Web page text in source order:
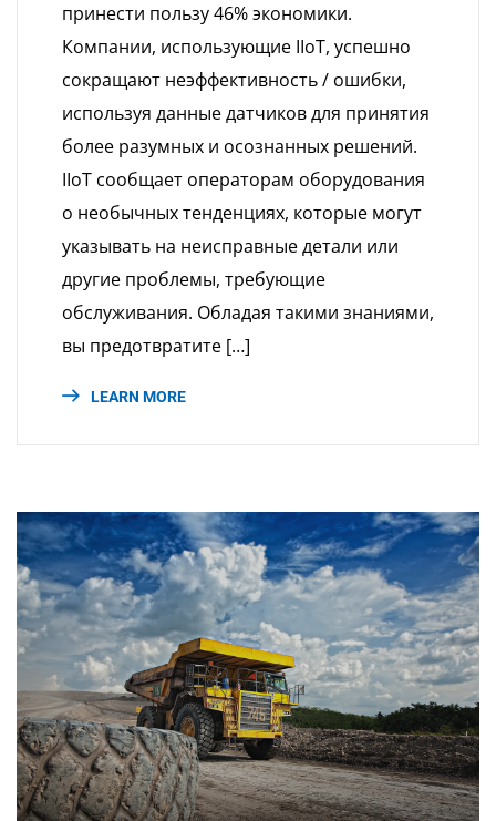
принести пользу 46% экономики.
Компании, использующие IIoT, успешно
сокращают неэффективность / ошибки,
используя данные датчиков для принятия
более разумных и осознанных решений.
IIoT сообщает операторам оборудования
о необычных тенденциях, которые могут
указывать на неисправные детали или
другие проблемы, требующие
обслуживания. Обладая такими знаниями,
вы предотвратите […]
LEARN MORE